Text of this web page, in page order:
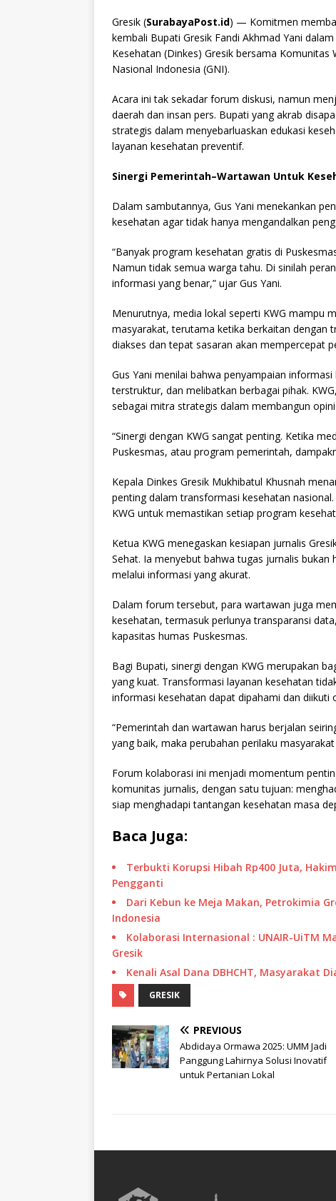
Gresik (SurabayaPost.id) — Komitmen
kembali Bupati Gresik Fandi Akhmad Yani
Kesehatan (Dinkes) Gresik bersama Komunitas
Nasional Indonesia (GNI).
Acara ini tak sekadar forum diskusi, namun
daerah dan insan pers. Bupati yang akrab
strategis dalam menyebarluaskan edukasi
layanan kesehatan preventif.
Sinergi Pemerintah–Wartawan Untuk
Dalam sambutannya, Gus Yani menekankan
kesehatan agar tidak hanya mengandalkan
“Banyak program kesehatan gratis di
Namun tidak semua warga tahu. Di sinilah
informasi yang benar,” ujar Gus Yani.
Menurutnya, media lokal seperti KWG mampu
masyarakat, terutama ketika berkaitan dengan
diakses dan tepat sasaran akan mempercepat
Gus Yani menilai bahwa penyampaian
terstruktur, dan melibatkan berbagai pihak.
sebagai mitra strategis dalam membangun
“Sinergi dengan KWG sangat penting. Ketika
Puskesmas, atau program pemerintah,
Kepala Dinkes Gresik Mukhibatul Khusnah
penting dalam transformasi kesehatan
KWG untuk memastikan setiap program
Ketua KWG menegaskan kesiapan jurnalis
Sehat. Ia menyebut bahwa tugas jurnalis
melalui informasi yang akurat.
Dalam forum tersebut, para wartawan juga
kesehatan, termasuk perlunya transparansi
kapasitas humas Puskesmas.
Bagi Bupati, sinergi dengan KWG merupakan
yang kuat. Transformasi layanan kesehatan
informasi kesehatan dapat dipahami dan diikuti
“Pemerintah dan wartawan harus berjalan
yang baik, maka perubahan perilaku
Forum kolaborasi ini menjadi momentum
komunitas jurnalis, dengan satu tujuan:
siap menghadapi tantangan kesehatan masa
Baca Juga:
Terbukti Korupsi Hibah Rp400 Juta,
Pengganti
Dari Kebun ke Meja Makan, Petrokimia
Indonesia
Kolaborasi Internasional : UNAIR-UiTM
Gresik
Kenali Asal Dana DBHCHT, Masyarakat
GRESIK
PREVIOUS
Abdidaya Ormawa 2025: UMM Jadi
Panggung Lahirnya Solusi Inovatif
untuk Pertanian Lokal